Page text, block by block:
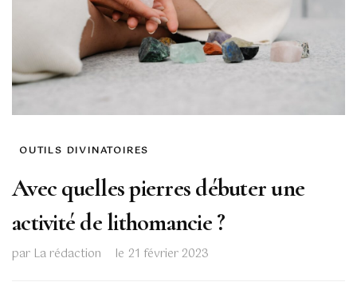
OUTILS DIVINATOIRES
Avec quelles pierres débuter une
activité de lithomancie ?
par La rédaction le 21 février 2023